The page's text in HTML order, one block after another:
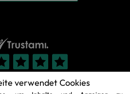
verwendet Cookies